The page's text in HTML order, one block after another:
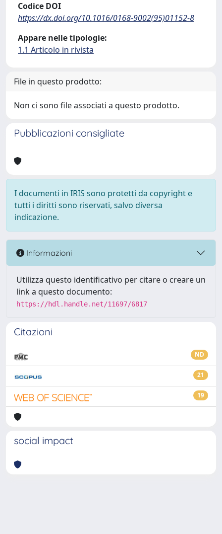
Codice DOI
https://dx.doi.org/10.1016/0168-9002(95)01152-8
Appare nelle tipologie:
1.1 Articolo in rivista
File in questo prodotto:
Non ci sono file associati a questo prodotto.
Pubblicazioni consigliate
I documenti in IRIS sono protetti da copyright e
tutti i diritti sono riservati, salvo diversa
indicazione.
Informazioni
Utilizza questo identificativo per citare o creare un
link a questo documento:
https://hdl.handle.net/11697/6817
Citazioni
ND
21
19
social impact